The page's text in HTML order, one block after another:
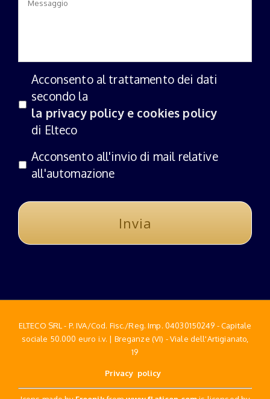
Acconsento al trattamento dei dati
secondo la
la privacy policy e cookies policy
di Elteco
Acconsento all'invio di mail relative
all'automazione
ELTECO SRL - P. IVA/Cod. Fisc./Reg. Imp. 04030150249 - Capitale
sociale 50.000 euro i.v. | Breganze (VI) - Viale dell'Artigianato,
19
Privacy policy